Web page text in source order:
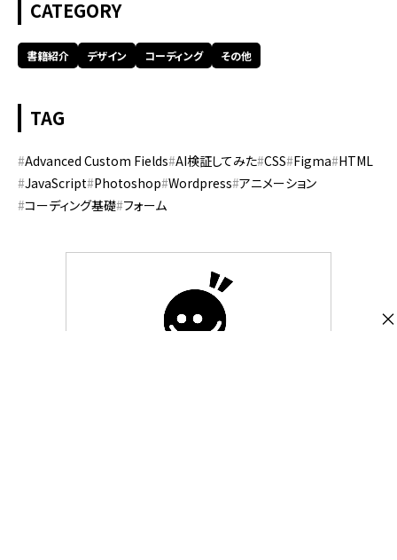
CATEGORY
書籍紹介 デザイン コーディング その他
TAG
Advanced Custom Fields AI検証してみた CSS Figma HTML
JavaScript Photoshop Wordpress アニメーション
コーディング基礎 フォーム
×